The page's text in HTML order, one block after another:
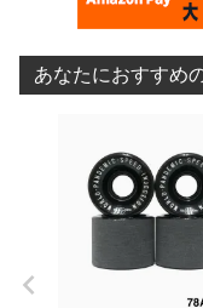
あなたにおすすめ